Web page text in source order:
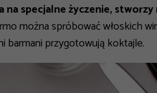
specjalne życzenie,
można spróbować włoskich
barmani przygotowują koktajle.